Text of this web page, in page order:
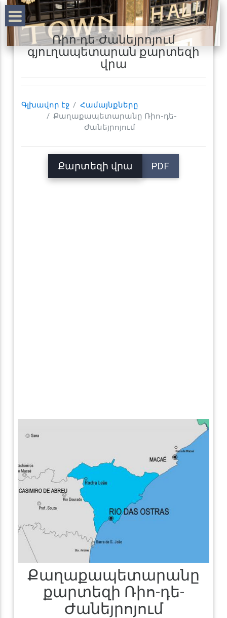
Ռիո-դե-Ժանեյրոյում
գյուղապետարան քարտեզի
վրա
Գլխավոր էջ
Համայնքները
Քաղաքապետարանը Ռիո-դե-
Ժանեյրոյում
Քարտեզի վրա PDF
Քաղաքապետարանը
քարտեզի Ռիո-դե-
Ժանեյրոյում